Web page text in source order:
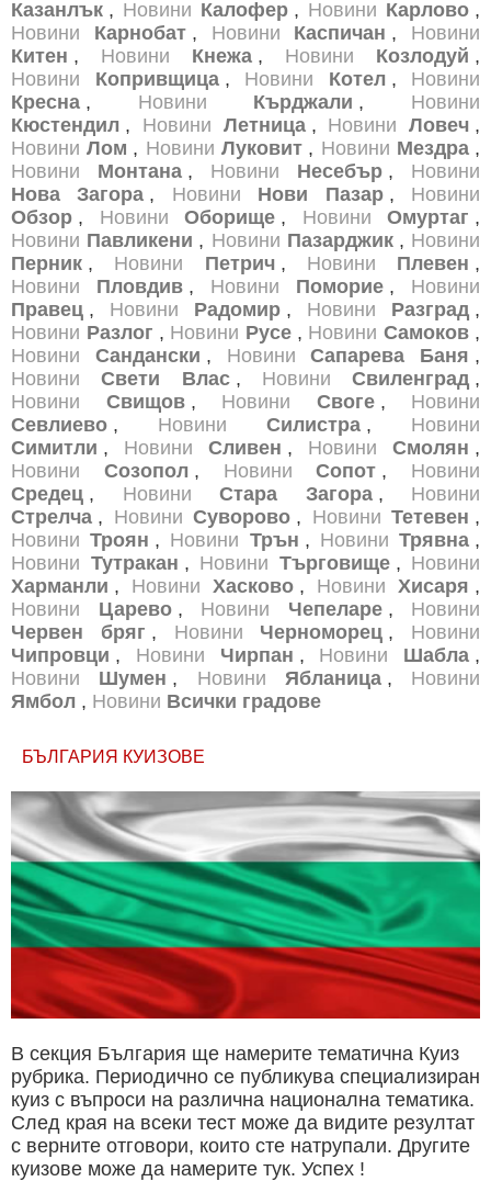
Казанлък , Новини Калофер , Новини Карлово ,
Новини
Карнобат , Новини Каспичан , Новини
Китен , Новини Кнежа , Новини Козлодуй ,
Новини
Копривщица , Новини Котел , Новини
Кресна , Новини Кърджали , Новини
Кюстендил , Новини Летница , Новини Ловеч ,
Новини Лом , Новини Луковит , Новини Мездра ,
Новини
Монтана , Новини Несебър , Новини
Нова Загора , Новини Нови Пазар , Новини
Обзор , Новини Оборище , Новини Омуртаг ,
Новини Павликени , Новини Пазарджик , Новини
Перник , Новини Петрич , Новини Плевен ,
Новини
Пловдив , Новини Поморие , Новини
Правец , Новини Радомир , Новини Разград ,
Новини Разлог , Новини Русе , Новини Самоков ,
Новини
Сандански , Новини Сапарева Баня ,
Новини
Свети Влас , Новини Свиленград ,
Новини
Свищов , Новини Своге , Новини
Севлиево , Новини Силистра , Новини
Симитли , Новини Сливен , Новини Смолян ,
Новини
Созопол , Новини Сопот , Новини
Средец , Новини Стара Загора , Новини
Стрелча , Новини Суворово , Новини Тетевен ,
Новини Троян , Новини Трън , Новини Трявна ,
Новини Тутракан , Новини Търговище , Новини
Харманли , Новини Хасково , Новини Хисаря ,
Новини
Царево , Новини Чепеларе , Новини
Червен бряг , Новини Черноморец , Новини
Чипровци , Новини Чирпан , Новини Шабла ,
Новини
Шумен , Новини Ябланица , Новини
Ямбол , Новини Всички градове
БЪЛГАРИЯ КУИЗОВЕ
В секция България ще намерите тематична Куиз
рубрика. Периодично се публикува специализиран
куиз с въпроси на различна национална тематика.
След края на всеки тест може да видите резултат
с верните отговори, които сте натрупали. Другите
куизове може да намерите тук. Успех !